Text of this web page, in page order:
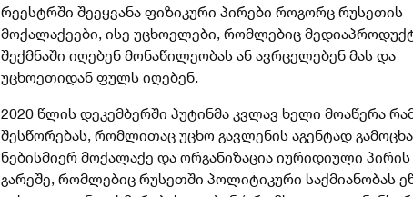
რეესტრში შეეყვანა ფიზიკური პირები როგორც რუსეთის
მოქალაქეები, ისე უცხოელები, რომლებიც
შექმნაში იღებენ მონაწილეობას ან ავრცელებენ მას და
უცხოეთიდან ფულს იღებენ.
2020 წლის დეკემბერში პუტინმა კვლავ ხელი მოაწერა
შესწორებას, რომლითაც უცხო გავლენის აგენტად
ნებისმიერ მოქალაქე და ორგანიზაცია იურიდიული პირის
გარეშე, რომლებიც რუსეთში პოლიტიკური საქმიანობას